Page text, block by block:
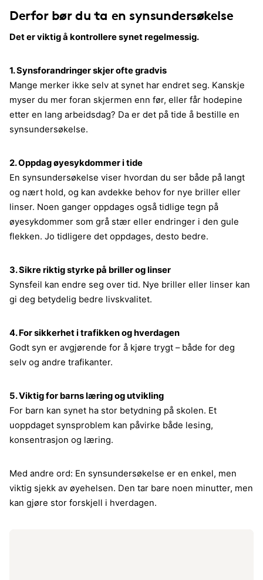
Derfor bør du ta en synsundersøkelse
Det er viktig å kontrollere synet regelmessig.
1. Synsforandringer skjer ofte gradvis
Mange merker ikke selv at synet har endret seg. Kanskje
myser du mer foran skjermen enn før, eller får hodepine
etter en lang arbeidsdag? Da er det på tide å bestille en
synsundersøkelse.
2. Oppdag øyesykdommer i tide
En synsundersøkelse viser hvordan du ser både på langt
og nært hold, og kan avdekke behov for nye briller eller
linser. Noen ganger oppdages også tidlige tegn på
øyesykdommer som grå stær eller endringer i den gule
flekken. Jo tidligere det oppdages, desto bedre.
3. Sikre riktig styrke på briller og linser
Synsfeil kan endre seg over tid. Nye briller eller linser kan
gi deg betydelig bedre livskvalitet.
4. For sikkerhet i trafikken og hverdagen
Godt syn er avgjørende for å kjøre trygt – både for deg
selv og andre trafikanter.
5. Viktig for barns læring og utvikling
For barn kan synet ha stor betydning på skolen. Et
uoppdaget synsproblem kan påvirke både lesing,
konsentrasjon og læring.
Med andre ord: En synsundersøkelse er en enkel, men
viktig sjekk av øyehelsen. Den tar bare noen minutter, men
kan gjøre stor forskjell i hverdagen.